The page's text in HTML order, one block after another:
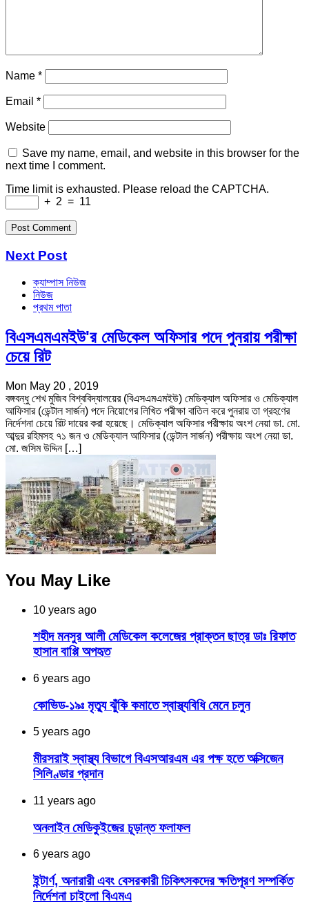
Name *
Email *
Website
Save my name, email, and website in this browser for the
next time I comment.
Time limit is exhausted. Please reload the CAPTCHA.
+ 2 = 11
Next Post
ক্যাম্পাস নিউজ
নিউজ
প্রথম পাতা
বিএসএমএমইউ'র মেডিকেল অফিসার পদে পুনরায় পরীক্ষা
চেয়ে রিট
Mon May 20 , 2019
বঙ্গবন্ধু শেখ মুজিব বিশ্ববিদ্যালয়ের (বিএসএমএমইউ) মেডিক্যাল অফিসার ও মেডিক্যাল
আফিসার (ডেন্টাল সার্জন) পদে নিয়োগের লিখিত পরীক্ষা বাতিল করে পুনরায় তা গ্রহণের
নির্দেশনা চেয়ে রিট দায়ের করা হয়েছে। মেডিক্যাল অফিসার পরীক্ষায় অংশ নেয়া ডা. মো.
আব্দুর রহিমসহ ৭১ জন ও মেডিক্যাল আফিসার (ডেন্টাল সার্জন) পরীক্ষায় অংশ নেয়া ডা.
মো. জসিম উদ্দিন […]
You May Like
10 years ago
শহীদ মনসুর আলী মেডিকেল কলেজের প্রাক্তন ছাত্র ডাঃ রিফাত
হাসান বাপ্পি অপহৃত
6 years ago
কোভিড-১৯ঃ মৃত্যু ঝুঁকি কমাতে স্বাস্থ্যবিধি মেনে চলুন
5 years ago
মীরসরাই স্বাস্থ্য বিভাগে বিএসআরএম এর পক্ষ হতে অক্সিজেন
সিলিণ্ডার প্রদান
11 years ago
অনলাইন মেডিকুইজের চূড়ান্ত ফলাফল
6 years ago
ইন্টার্ণ, অনারারী এবং বেসরকারী চিকিৎসকদের ক্ষতিপূরণ সম্পর্কিত
নির্দেশনা চাইলো বিএমএ